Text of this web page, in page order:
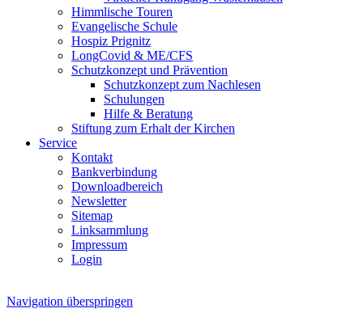
Himmlische Touren
Evangelische Schule
Hospiz Prignitz
LongCovid & ME/CFS
Schutzkonzept und Prävention
Schutzkonzept zum Nachlesen
Schulungen
Hilfe & Beratung
Stiftung zum Erhalt der Kirchen
Service
Kontakt
Bankverbindung
Downloadbereich
Newsletter
Sitemap
Linksammlung
Impressum
Login
Navigation überspringen